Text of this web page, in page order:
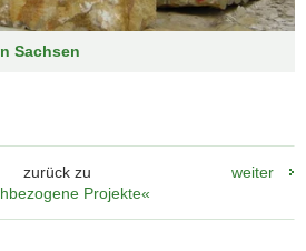
Sachsen
zurück zu
Projekte«
weiter